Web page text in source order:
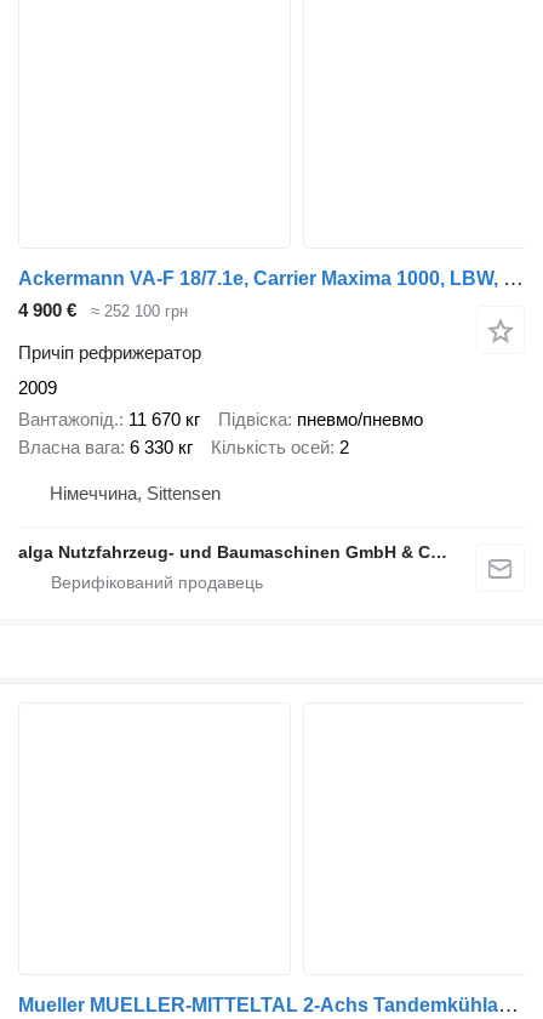
Ackermann VA-F 18/7.1e, Carrier Maxima 1000, LBW, Kamera
4 900 € ≈ 252 100 грн
Причіп рефрижератор
2009
Вантажопід. 11 670 кг Підвіска пневмо/пневмо
Власна вага 6 330 кг Кількість осей 2
Німеччина, Sittensen
alga Nutzfahrzeug- und Baumaschinen GmbH & Co. KG
Mueller MUELLER-MITTELTAL 2-Achs Tandemkühlanhänger 7 m LBW*THERMOKING